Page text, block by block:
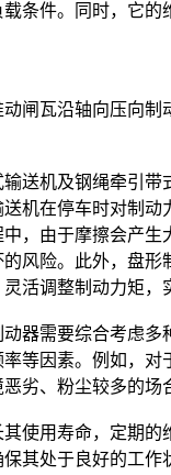
条件。同时，它
闸瓦沿轴向压向
送机及钢绳牵引
机在停车时对制
，由于摩擦会产
风险。此外，盘
活调整制动力矩
器需要综合考虑
等因素。例如，
劣、粉尘较多的
使用寿命，定期
其处于良好的工